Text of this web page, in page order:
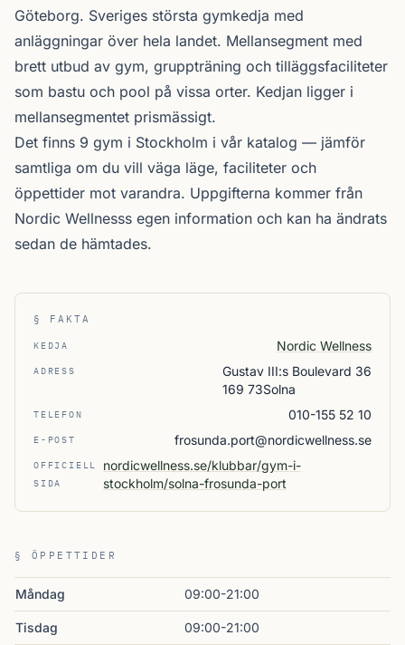
Göteborg. Sveriges största gymkedja med
anläggningar över hela landet. Mellansegment med
brett utbud av gym, gruppträning och tilläggsfaciliteter
som bastu och pool på vissa orter. Kedjan ligger i
mellansegmentet prismässigt.
Det finns 9 gym i Stockholm i vår katalog — jämför
samtliga om du vill väga läge, faciliteter och
öppettider mot varandra. Uppgifterna kommer från
Nordic Wellnesss egen information och kan ha ändrats
sedan de hämtades.
§ FAKTA
KEDJA Nordic Wellness
ADRESS
Gustav III:s Boulevard 36
169 73Solna
TELEFON 010-155 52 10
E-POST frosunda.port@nordicwellness.se
OFFICIELL
SIDA
nordicwellness.se/klubbar/gym-i-
stockholm/solna-frosunda-port
§ ÖPPETTIDER
Måndag 09:00-21:00
Tisdag 09:00-21:00